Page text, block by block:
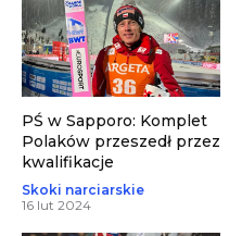
PŚ w Sapporo: Komplet
Polaków przeszedł przez
kwalifikacje
Skoki narciarskie
16 lut 2024